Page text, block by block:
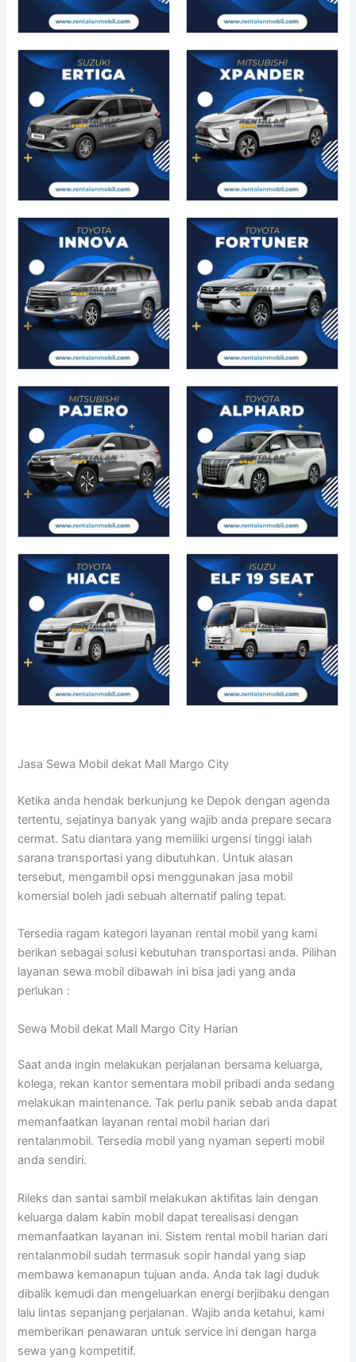
Jasa Sewa Mobil dekat Mall Margo City
Ketika anda hendak berkunjung ke Depok dengan agenda
tertentu, sejatinya banyak yang wajib anda prepare secara
cermat. Satu diantara yang memiliki urgensi tinggi ialah
sarana transportasi yang dibutuhkan. Untuk alasan
tersebut, mengambil opsi menggunakan jasa mobil
komersial boleh jadi sebuah alternatif paling tepat.
Tersedia ragam kategori layanan rental mobil yang kami
berikan sebagai solusi kebutuhan transportasi anda. Pilihan
layanan sewa mobil dibawah ini bisa jadi yang anda
perlukan :
Sewa Mobil dekat Mall Margo City Harian
Saat anda ingin melakukan perjalanan bersama keluarga,
kolega, rekan kantor sementara mobil pribadi anda sedang
melakukan maintenance. Tak perlu panik sebab anda dapat
memanfaatkan layanan rental mobil harian dari
rentalanmobil. Tersedia mobil yang nyaman seperti mobil
anda sendiri.
Rileks dan santai sambil melakukan aktifitas lain dengan
keluarga dalam kabin mobil dapat terealisasi dengan
memanfaatkan layanan ini. Sistem rental mobil harian dari
rentalanmobil sudah termasuk sopir handal yang siap
membawa kemanapun tujuan anda. Anda tak lagi duduk
dibalik kemudi dan mengeluarkan energi berjibaku dengan
lalu lintas sepanjang perjalanan. Wajib anda ketahui, kami
memberikan penawaran untuk service ini dengan harga
sewa yang kompetitif.